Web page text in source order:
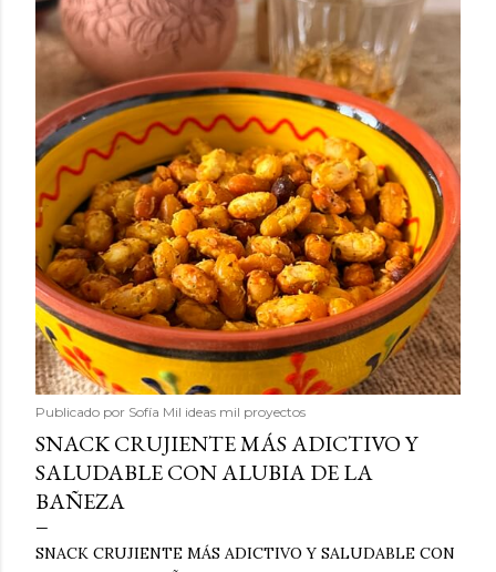
Publicado por Sofía Mil ideas mil proyectos
SNACK CRUJIENTE MÁS ADICTIVO Y
SALUDABLE CON ALUBIA DE LA
BAÑEZA
SNACK CRUJIENTE MÁS ADICTIVO Y SALUDABLE CON